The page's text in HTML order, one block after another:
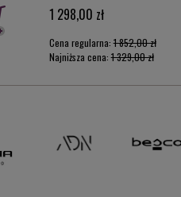
1 298,00 zł
Cena regularna:1 852,00 zł
Najniższa cena:1 329,00 zł